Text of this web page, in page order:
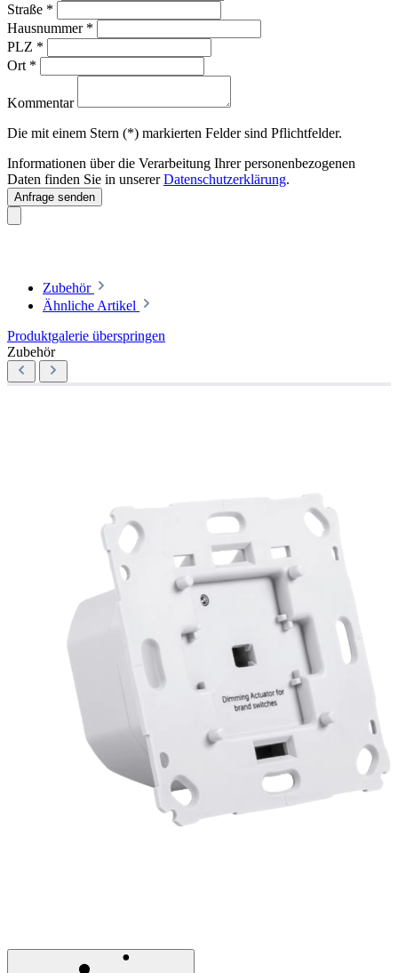
Straße *
Hausnummer *
PLZ *
Ort *
Kommentar
Die mit einem Stern (*) markierten Felder sind Pflichtfelder.
Informationen über die Verarbeitung Ihrer personenbezogenen
Daten finden Sie in unsererDatenschutzerklärung.
Anfrage senden
Zubehör
Ähnliche Artikel
Produktgalerie überspringen
Zubehör